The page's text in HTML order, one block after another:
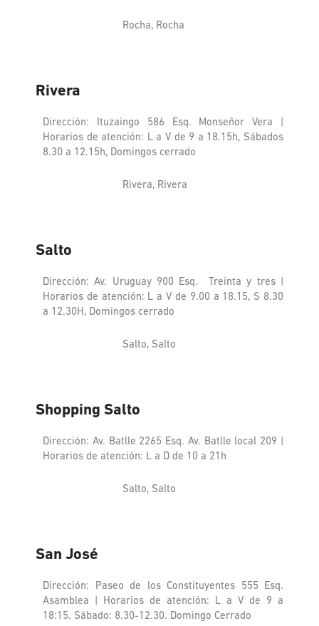
Rocha, Rocha
Rivera
Dirección: Ituzaingo 586 Esq. Monseñor Vera |
Horarios de atención: L a V de 9 a 18.15h, Sábados
8.30 a 12.15h, Domingos cerrado
Rivera, Rivera
Salto
Dirección: Av. Uruguay 900 Esq. Treinta y tres |
Horarios de atención: L a V de 9.00 a 18.15, S 8.30
a 12.30H, Domingos cerrado
Salto, Salto
Shopping Salto
Dirección: Av. Batlle 2265 Esq. Av. Batlle local 209 |
Horarios de atención: L a D de 10 a 21h
Salto, Salto
San José
Dirección: Paseo de los Constituyentes 555 Esq.
Asamblea | Horarios de atención: L a V de 9 a
18:15. Sábado: 8.30-12.30. Domingo Cerrado